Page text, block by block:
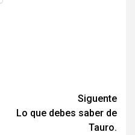
Siguente
Lo que debes saber de
Tauro.